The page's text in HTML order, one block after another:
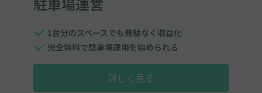
1台分のスペースでも無駄なく収益化
完全無料で駐車場運用を始められる
詳しく見る